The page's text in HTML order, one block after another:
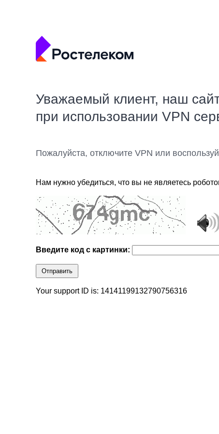
Уважаемый клиент, наш
при использовании VPN
Пожалуйста, отключите VPN или
Нам нужно убедиться, что вы не являетесь
Введите код с картинки:
Отправить
Your support ID is: 14141199132790756316